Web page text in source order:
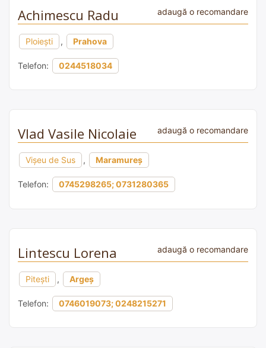
Achimescu Radu adaugă o recomandare
Ploiești , Prahova
Telefon: 0244518034
Vlad Vasile Nicolaie adaugă o recomandare
Vișeu de Sus , Maramureș
Telefon: 0745298265; 0731280365
Lintescu Lorena adaugă o recomandare
Pitești , Argeș
Telefon: 0746019073; 0248215271